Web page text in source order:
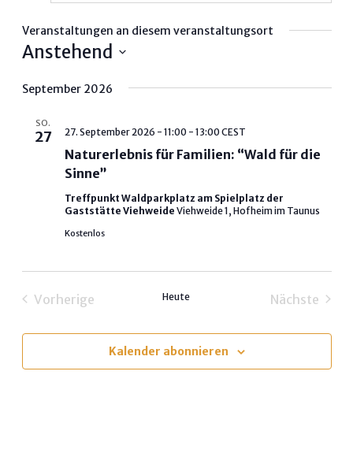
Veranstaltungen an diesem veranstaltungsort
Anstehend
wählen.
September 2026
SO.
27
Naturerlebnis für Familien: “Wald für die
Sinne”
27. September 2026 - 11:00 - 13:00 CEST
Familien:
die
Sinne”
Treffpunkt Waldparkplatz am Spielplatz der
Gaststätte Viehweide Viehweide 1, Hofheim im Taunus
Kostenlos
Vorherige
Heute
Nächste
Kalender abonnieren